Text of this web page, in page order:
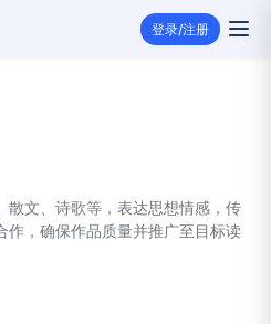
登录/注册
散文、诗歌等，表达思想情感，传
作，确保作品质量并推广至目标读